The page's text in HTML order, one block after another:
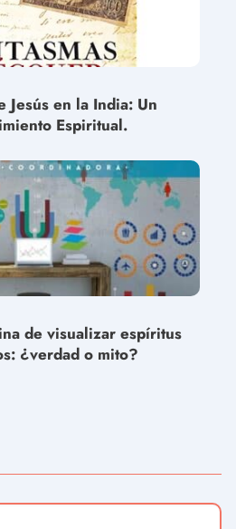
Jesús en la India: Un
Espiritual.
de visualizar espíritus
¿verdad o mito?